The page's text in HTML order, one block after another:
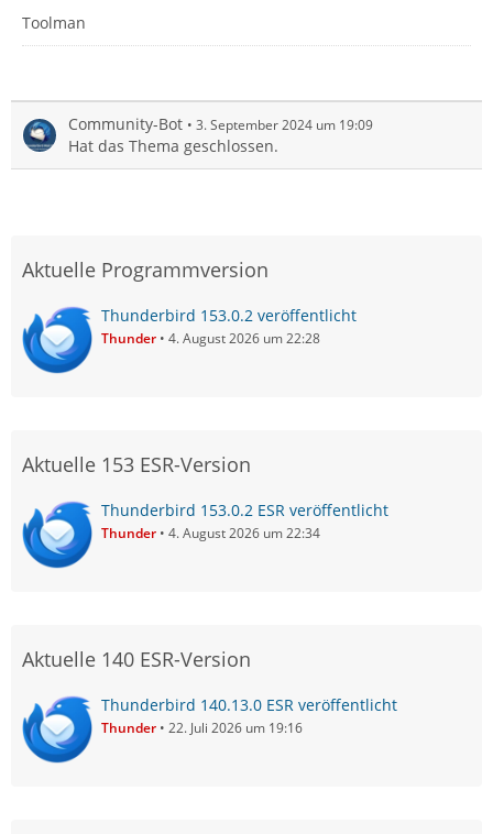
Toolman
Community-Bot 3. September 2024 um 19:09
Hat das Thema geschlossen.
Aktuelle Programmversion
Thunderbird 153.0.2 veröffentlicht
Thunder 4. August 2026 um 22:28
Aktuelle 153 ESR-Version
Thunderbird 153.0.2 ESR veröffentlicht
Thunder 4. August 2026 um 22:34
Aktuelle 140 ESR-Version
Thunderbird 140.13.0 ESR veröffentlicht
Thunder 22. Juli 2026 um 19:16